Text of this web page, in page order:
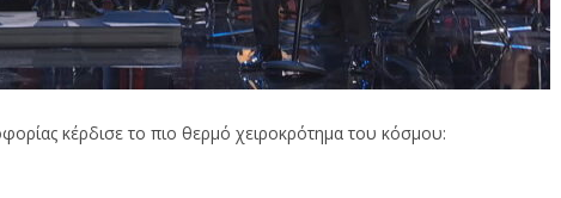
κέρδισε το πιο θερμό χειροκρότημα του κόσμου: